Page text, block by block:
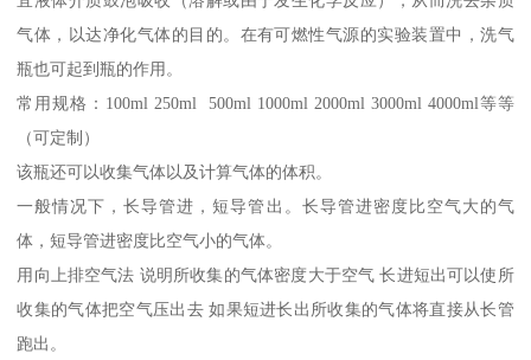
气体，以达净化气体的目的。在有可燃性气源的实验装置中，洗气
瓶也可起到瓶的作用。
常用规格：100ml 250ml 500ml 1000ml 2000ml 3000ml 4000ml等等
（可定制）
该瓶还可以收集气体以及计算气体的体积。
一般情况下，长导管进，短导管出。长导管进密度比空气大的气
体，短导管进密度比空气小的气体。
用向上排空气法 说明所收集的气体密度大于空气 长进短出可以使所
收集的气体把空气压出去 如果短进长出所收集的气体将直接从长管
跑出。